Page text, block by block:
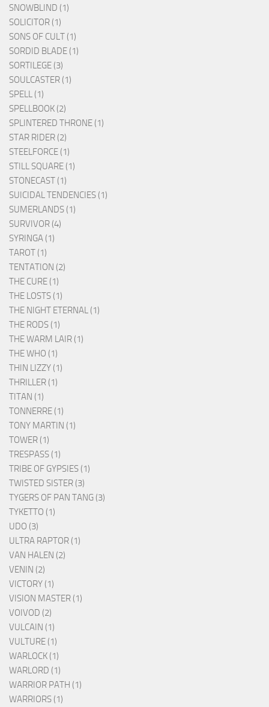
SNOWBLIND (1)
SOLICITOR (1)
SONS OF CULT (1)
SORDID BLADE (1)
SORTILEGE (3)
SOULCASTER (1)
SPELL (1)
SPELLBOOK (2)
SPLINTERED THRONE (1)
STAR RIDER (2)
STEELFORCE (1)
STILL SQUARE (1)
STONECAST (1)
SUICIDAL TENDENCIES (1)
SUMERLANDS (1)
SURVIVOR (4)
SYRINGA (1)
TAROT (1)
TENTATION (2)
THE CURE (1)
THE LOSTS (1)
THE NIGHT ETERNAL (1)
THE RODS (1)
THE WARM LAIR (1)
THE WHO (1)
THIN LIZZY (1)
THRILLER (1)
TITAN (1)
TONNERRE (1)
TONY MARTIN (1)
TOWER (1)
TRESPASS (1)
TRIBE OF GYPSIES (1)
TWISTED SISTER (3)
TYGERS OF PAN TANG (3)
TYKETTO (1)
UDO (3)
ULTRA RAPTOR (1)
VAN HALEN (2)
VENIN (2)
VICTORY (1)
VISION MASTER (1)
VOIVOD (2)
VULCAIN (1)
VULTURE (1)
WARLOCK (1)
WARLORD (1)
WARRIOR PATH (1)
WARRIORS (1)